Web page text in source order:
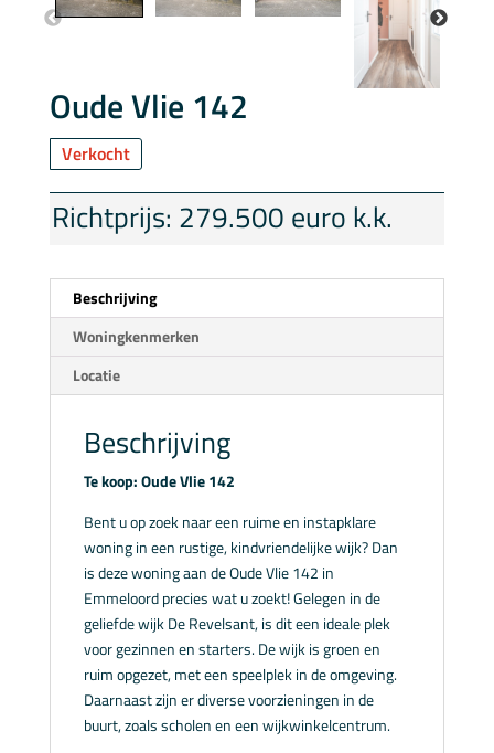
Oude Vlie 142
Verkocht
Richtprijs: 279.500 euro k.k.
Beschrijving
Woningkenmerken
Locatie
Beschrijving
Te koop: Oude Vlie 142
Bent u op zoek naar een ruime en instapklare
woning in een rustige, kindvriendelijke wijk? Dan
is deze woning aan de Oude Vlie 142 in
Emmeloord precies wat u zoekt! Gelegen in de
geliefde wijk De Revelsant, is dit een ideale plek
voor gezinnen en starters. De wijk is groen en
ruim opgezet, met een speelplek in de omgeving.
Daarnaast zijn er diverse voorzieningen in de
buurt, zoals scholen en een wijkwinkelcentrum.